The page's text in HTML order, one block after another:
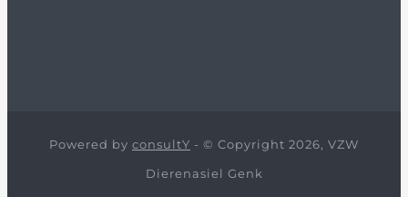
Powered by consultY - © Copyright 2026, VZW
Dierenasiel Genk